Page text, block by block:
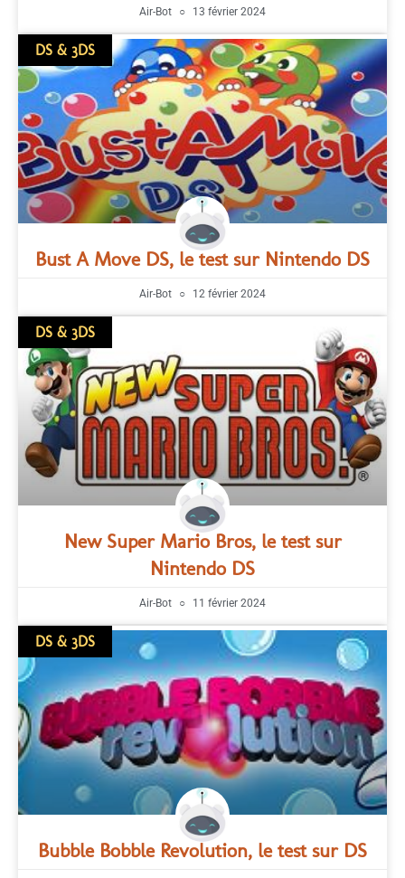
Air-Bot 13 février 2024
DS & 3DS
Bust A Move DS, le test sur Nintendo DS
Air-Bot 12 février 2024
DS & 3DS
New Super Mario Bros, le test sur
Nintendo DS
Air-Bot 11 février 2024
DS & 3DS
Bubble Bobble Revolution, le test sur DS